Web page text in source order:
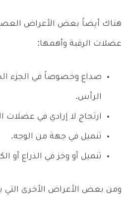
هناك أيضاً بعض الأعراض
عضلات الرقبة وأهمها:
صداع وخصوصاً في الجزء
الرأس.
ارتجاج لا إرادي في عضلات
تنميل في جهة من الوجه.
تنميل أو وخز في الذراع أو
ومن بعض الأعراض الأخرى التي